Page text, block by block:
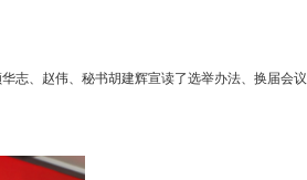
志、赵伟、秘书胡建辉宣读了选举办法、换届会议